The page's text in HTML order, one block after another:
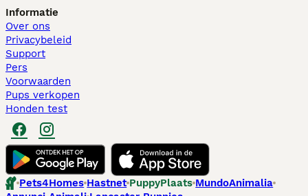
Informatie
Over ons
Privacybeleid
Support
Pers
Voorwaarden
Pups verkopen
Honden test
Pets4Homes Hastnet PuppyPlaats MundoAnimalia